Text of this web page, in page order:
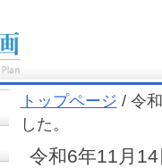
トップページ / 令
した。
令和6年11月